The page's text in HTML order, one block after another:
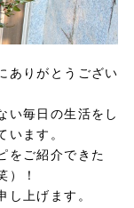
ありがとうござい
い毎日の生活をし
います。
をご紹介できた
）！
し上げます。